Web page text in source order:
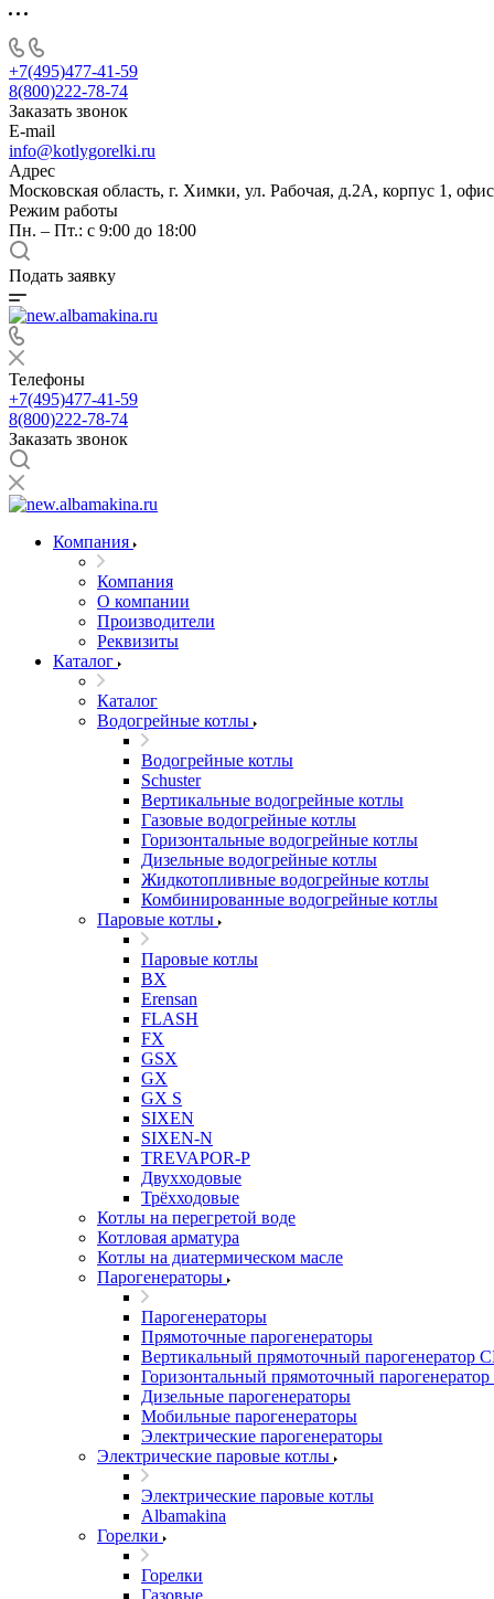
+7(495)477-41-59
8(800)222-78-74
Заказать звонок
E-mail
info@kotlygorelki.ru
Адрес
Московская область, г. Химки, ул. Рабочая, д.2А, корпус 1,
Режим работы
Пн. – Пт.: с 9:00 до 18:00
Подать заявку
Телефоны
+7(495)477-41-59
8(800)222-78-74
Заказать звонок
Компания
Компания
О компании
Производители
Реквизиты
Каталог
Каталог
Водогрейные котлы
Водогрейные котлы
Schuster
Вертикальные водогрейные котлы
Газовые водогрейные котлы
Горизонтальные водогрейные котлы
Дизельные водогрейные котлы
Жидкотопливные водогрейные котлы
Комбинированные водогрейные котлы
Паровые котлы
Паровые котлы
BX
Erensan
FLASH
FX
GSX
GX
GX S
SIXEN
SIXEN-N
TREVAPOR-P
Двухходовые
Трёхходовые
Котлы на перегретой воде
Котловая арматура
Котлы на диатермическом масле
Парогенераторы
Парогенераторы
Прямоточные парогенераторы
Вертикальный прямоточный парогенератор
Горизонтальный прямоточный
Дизельные парогенераторы
Мобильные парогенераторы
Электрические парогенераторы
Электрические паровые котлы
Электрические паровые котлы
Albamakina
Горелки
Горелки
Газовые